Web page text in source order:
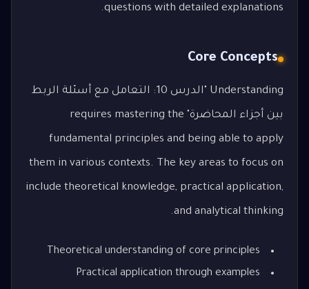
questions with detailed explanations.
Core Concepts
Understanding "الدرس 10: التعامل مع أسئلة الربط
بين أجزاء المحاضرة" requires mastering the
fundamental principles and being able to apply
them in various contexts. The key areas to focus on
include theoretical knowledge, practical application,
and analytical thinking.
Theoretical understanding of core principles
Practical application through examples